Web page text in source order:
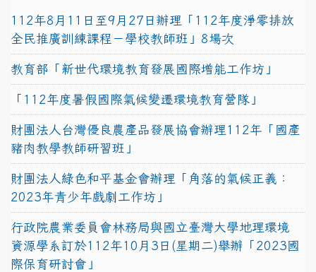
112年8月11日至9月27日辦理「112年度淨零排放
全民推廣訓練課程－學校教師班」8場次
教育部「新世代環境教育發展國際增能工作坊」
「112年度暑假國際氣候變遷環境教育營隊」
財團法人台灣優良農產品發展協會辦理112年「國產
豬肉教學教師研習班」
財團法人綠色和平基金會辦理「角落的氣候正義：
2023年青少年戲劇工作坊」
行政院農業委員會林務局與國立臺灣大學地理環境
資源學系訂於112年10月3日(星期二)舉辦「2023國
際保育研討會」